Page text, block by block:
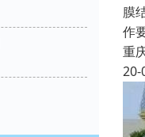
膜
作
重
20-